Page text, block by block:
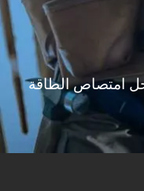
امتصاص الطاقة